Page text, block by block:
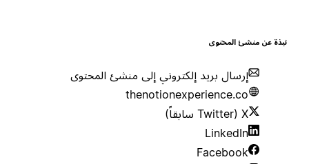
عن منشئ المحتوى
إرسال بريد إلكتروني إلى منشئ المحتوى
thenotionexperience.co
LinkedIn
Facebook